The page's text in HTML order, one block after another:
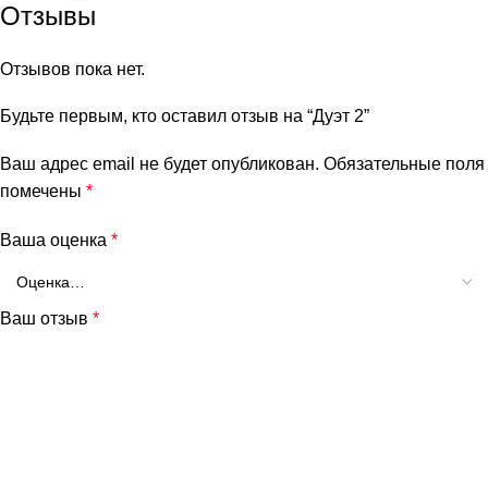
Отзывы
Отзывов пока нет.
Будьте первым, кто оставил отзыв на “Дуэт 2”
Ваш адрес email не будет опубликован. Обязательные поля
помечены *
Ваша оценка *
Ваш отзыв *